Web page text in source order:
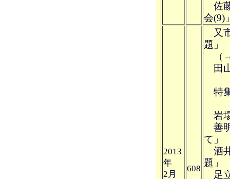
佐
会(9)
2013
年
2月
608
又
題」
（
田
特
岩
善
て」
酒
題」
足